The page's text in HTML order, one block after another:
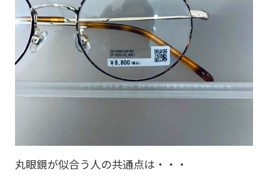
丸眼鏡が似合う人の共通点は・・・